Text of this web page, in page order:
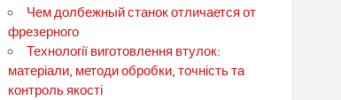
Чем долбежный станок отличается от
фрезерного
Технології виготовлення втулок:
матеріали, методи обробки, точність та
контроль якості